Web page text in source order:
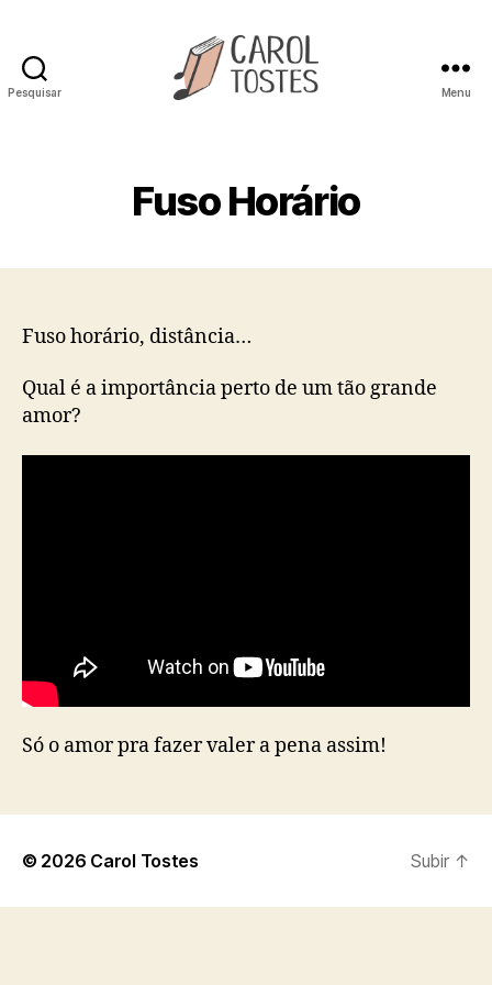
Pesquisar Menu
Fuso Horário
Fuso horário, distância…
Qual é a importância perto de um tão grande
amor?
Só o amor pra fazer valer a pena assim!
© 2026 Carol Tostes Subir ↑